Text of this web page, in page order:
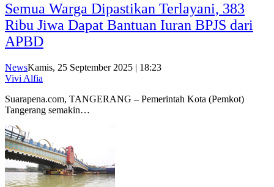
Semua Warga Dipastikan Terlayani, 383
Ribu Jiwa Dapat Bantuan Iuran BPJS dari
APBD
NewsKamis, 25 September 2025 | 18:23
Vivi Alfia
Suarapena.com, TANGERANG – Pemerintah Kota (Pemkot)
Tangerang semakin…